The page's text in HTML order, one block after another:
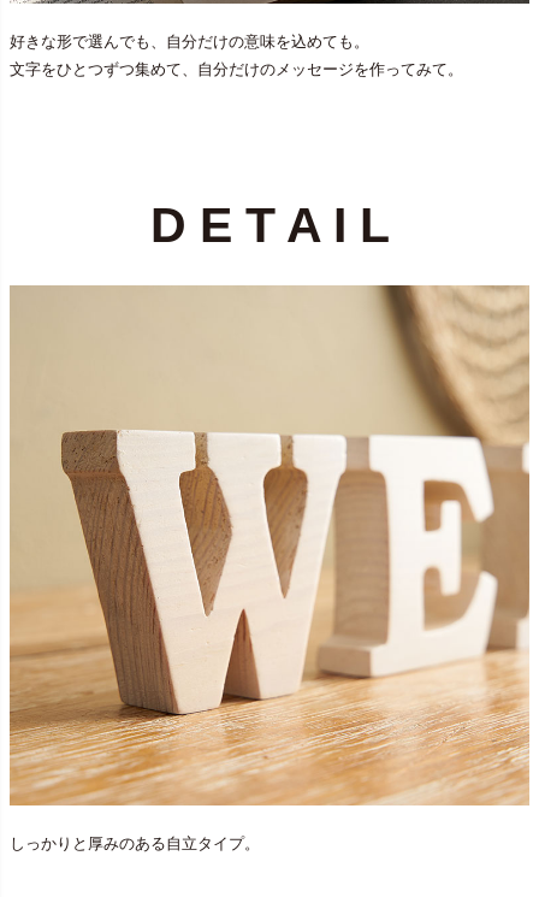
好きな形で選んでも、自分だけの意味を込めても。
文字をひとつずつ集めて、自分だけのメッセージを作ってみて。
D E T A I L
しっかりと厚みのある自立タイプ。